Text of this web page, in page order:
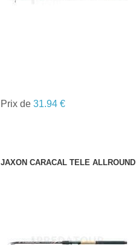
Prix de 31.94 €
JAXON CARACAL TELE ALLROUND